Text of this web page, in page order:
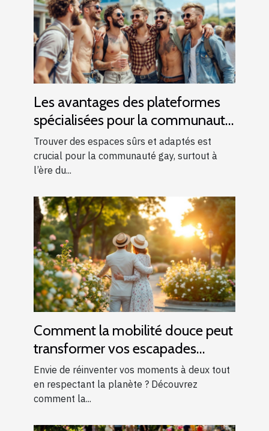
Les avantages des plateformes
spécialisées pour la communauté
gay
Trouver des espaces sûrs et adaptés est
crucial pour la communauté gay, surtout à
l’ère du...
Comment la mobilité douce peut
transformer vos escapades
romantiques ?
Envie de réinventer vos moments à deux tout
en respectant la planète ? Découvrez
comment la...